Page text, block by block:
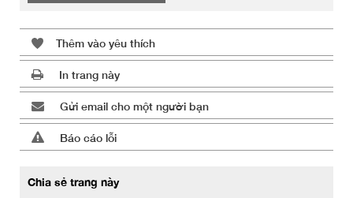
Thêm vào yêu thích
In trang này
Gửi email cho một người bạn
Báo cáo lỗi
Chia sẻ trang này